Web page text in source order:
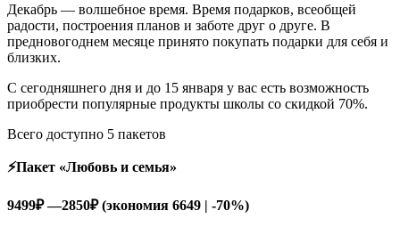
Декабрь — волшебное время. Время подарков, всеобщей
радости, построения планов и заботе друг о друге. В
предновогоднем месяце принято покупать подарки для себя и
близких.
С сегодняшнего дня и до 15 января у вас есть возможность
приобрести популярные продукты школы со скидкой 70%.
Всего доступно 5 пакетов
⚡️Пакет «Любовь и семья»
9499₽ —2850₽ (экономия 6649 | -70%)